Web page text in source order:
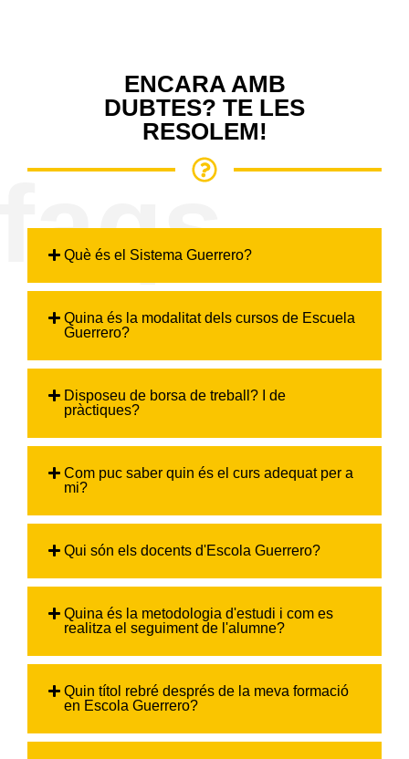
ENCARA AMB
DUBTES? TE LES
RESOLEM!
Què és el Sistema Guerrero?
Quina és la modalitat dels cursos de Escuela
Guerrero?
Disposeu de borsa de treball? I de
pràctiques?
Com puc saber quin és el curs adequat per a
mi?
Qui són els docents d'Escola Guerrero?
Quina és la metodologia d'estudi i com es
realitza el seguiment de l'alumne?
Quin títol rebré després de la meva formació
en Escola Guerrero?